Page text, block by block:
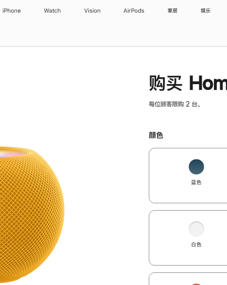
iPhone Watch Vision AirPods 家居 娱乐
购买
每位顾客限购 2 台。
颜色
蓝色
白色